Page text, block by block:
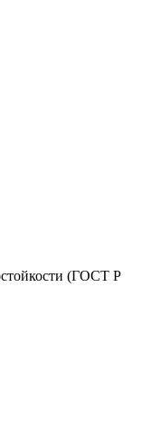
(ГОСТ Р